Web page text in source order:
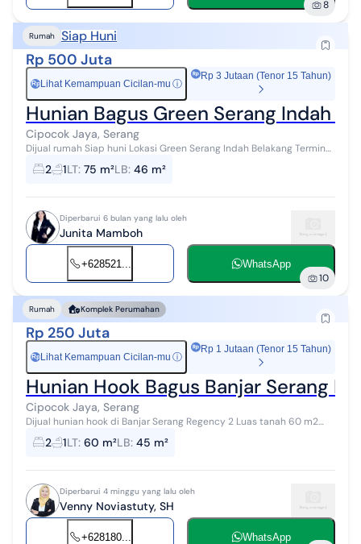
8
Rumah Siap Huni
Rp 500 Juta
Rp Lihat Kemampuan Cicilan-mu ⓘ
Rp 3 Jutaan (Tenor 15 Tahun)
Hunian Bagus Green Serang Indah
Cipocok Jaya, Serang
Dijual rumah Siap huni Lokasi Green Serang Indah Belakang Terminal
Pakupatan Kota Serang Banten LT 75 m2 LB 46 m2 KT 2 KM 1 Carport
1 mob...
2 1LT: 75 m²LB: 46 m²
Diperbarui 6 bulan yang lalu oleh
Junita Mamboh
+628521... WhatsApp
10
Rumah Komplek Perumahan
Rp 250 Juta
Rp Lihat Kemampuan Cicilan-mu ⓘ
Rp 1 Jutaan (Tenor 15 Tahun)
Hunian Hook Bagus Banjar Serang
Cipocok Jaya, Serang
Dijual hunian hook di Banjar Serang Regency 2 Luas tanah 60 m2
Luas bangunan 45 m2 Kt 2 Km 1 Listrik 1300va Carport Kitchen set
Posisi hook...
2 1LT: 60 m²LB: 45 m²
Diperbarui 4 minggu yang lalu oleh
Venny Noviastuty, SH
+628180... WhatsApp